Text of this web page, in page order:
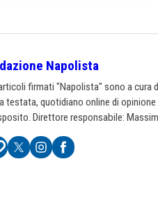
Napolista
firmati "Napolista" sono a cura
testata, quotidiano online di
Direttore responsabile: